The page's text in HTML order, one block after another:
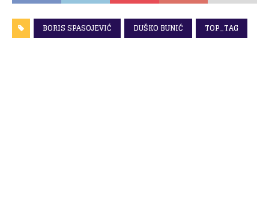
BORIS SPASOJEVIĆ DUŠKO BUNIĆ TOP_TAG